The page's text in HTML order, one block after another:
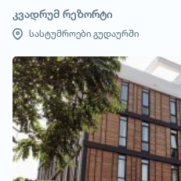
კვადრუმ რეზორტი
სასტუმროები გუდაურში